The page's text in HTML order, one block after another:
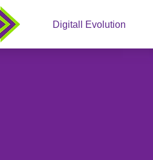
Digitall Evolution